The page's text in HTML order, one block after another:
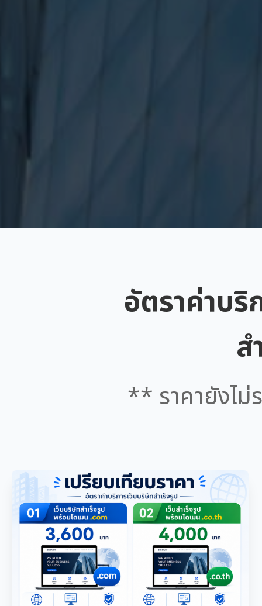
อัตราค่าบริ
ส
** ราคายังไ